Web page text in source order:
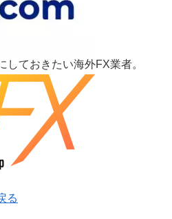
しておきたい海外FX業者。
る